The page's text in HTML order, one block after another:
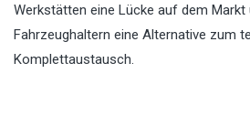
Werkstätten eine Lücke auf dem Markt
Fahrzeughaltern eine Alternative zum
Komplettaustausch.